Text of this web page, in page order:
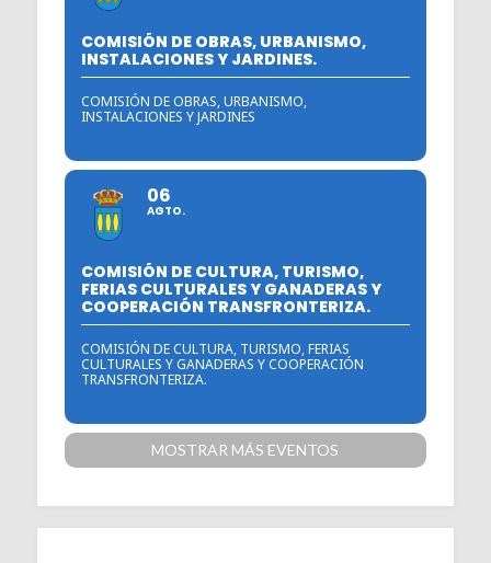
COMISIÓN DE OBRAS, URBANISMO,
INSTALACIONES Y JARDINES.
COMISIÓN DE OBRAS, URBANISMO,
INSTALACIONES Y JARDINES
06
AGTO.
COMISIÓN DE CULTURA, TURISMO,
FERIAS CULTURALES Y GANADERAS Y
COOPERACIÓN TRANSFRONTERIZA.
COMISIÓN DE CULTURA, TURISMO, FERIAS
CULTURALES Y GANADERAS Y COOPERACIÓN
TRANSFRONTERIZA.
MOSTRAR MÁS EVENTOS